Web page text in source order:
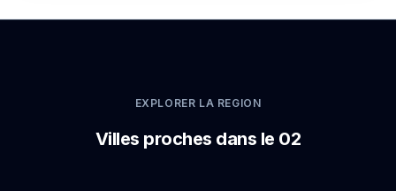
EXPLORER LA REGION
Villes proches dans le 02